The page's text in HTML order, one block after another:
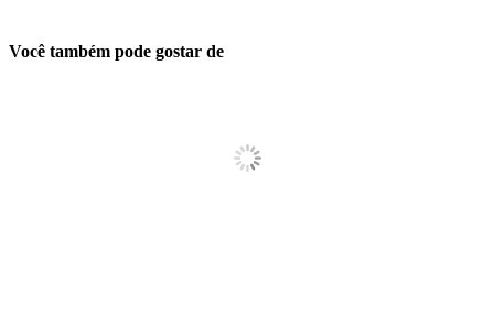
Você também pode gostar de